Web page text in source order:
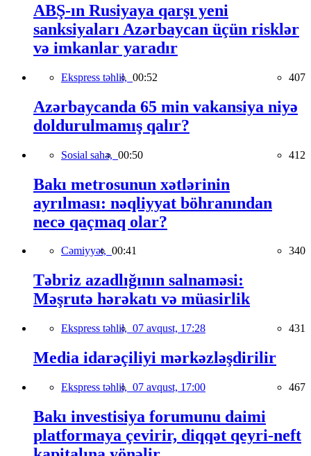
ABŞ-ın Rusiyaya qarşı yeni
sanksiyaları Azərbaycan üçün risklər
və imkanlar yaradır
Ekspress təhlil, 00:52 407
Azərbaycanda 65 min vakansiya niyə
doldurulmamış qalır?
Sosial sahə, 00:50 412
Bakı metrosunun xətlərinin
ayrılması: nəqliyyat böhranından
necə qaçmaq olar?
Cəmiyyət, 00:41 340
Təbriz azadlığının salnaməsi:
Məşrutə hərəkatı və müasirlik
Ekspress təhlil, 07 avqust, 17:28 431
Media idarəçiliyi mərkəzləşdirilir
Ekspress təhlil, 07 avqust, 17:00 467
Bakı investisiya forumunu daimi
platformaya çevirir, diqqət qeyri-neft